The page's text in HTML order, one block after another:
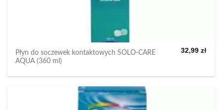
Płyn do soczewek kontaktowych SOLO-CARE
AQUA (360 ml)
32,99 zł